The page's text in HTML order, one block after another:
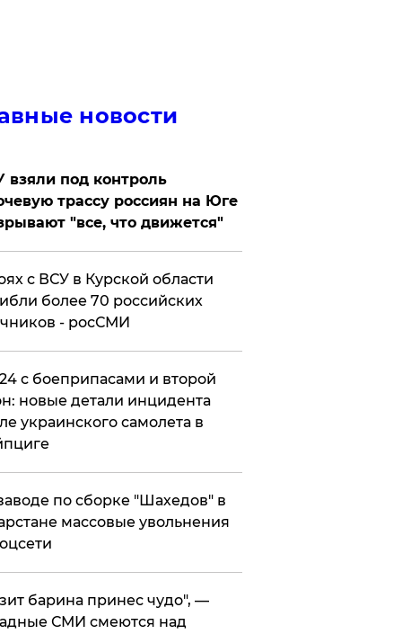
новости
взяли под контроль
трассу россиян на Юге
"все, что движется"
с ВСУ в Курской области
более 70 российских
- росСМИ
с боеприпасами и второй
новые детали инцидента
украинского самолета в
по сборке "Шахедов" в
массовые увольнения
барина принес чудо", —
СМИ смеются над